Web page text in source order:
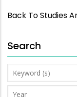
Back To Studies
Search
Keyword
(s)
Year